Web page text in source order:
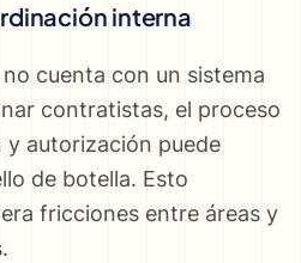
interna
cuenta con un sistema
contratistas, el proceso
y autorización puede
de botella. Esto
fricciones entre áreas y